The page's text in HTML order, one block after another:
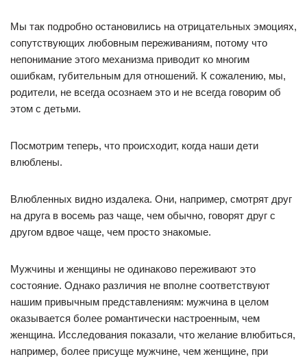
Мы так подробно остановились на отрицательных эмоциях,
сопутствующих любовным переживаниям, потому что
непонимание этого механизма приводит ко многим
ошибкам, губительным для отношений. К сожалению, мы,
родители, не всегда осознаем это и не всегда говорим об
этом с детьми.
Посмотрим теперь, что происходит, когда наши дети
влюблены.
Влюбленных видно издалека. Они, например, смотрят друг
на друга в восемь раз чаще, чем обычно, говорят друг с
другом вдвое чаще, чем просто знакомые.
Мужчины и женщины не одинаково переживают это
состояние. Однако различия не вполне соответствуют
нашим привычным представлениям: мужчина в целом
оказывается более романтически настроенным, чем
женщина. Исследования показали, что желание влюбиться,
например, более присуще мужчине, чем женщине, при